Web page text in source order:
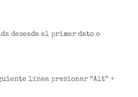
deseada el primer dato o
línea presionar “Alt” +